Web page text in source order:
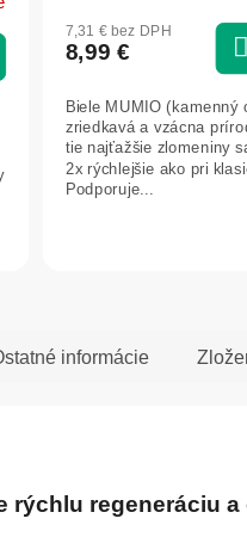
produktu
z
5
hviezdičiek.
7,31 € bez DPH
8,99 €
Biele MUMIO (kamenný
zriedkavá a vzácna
tie najťažšie zlomeniny
2x rýchlejšie ako pri
Podporuje...
informácie
rýchlu regeneráciu